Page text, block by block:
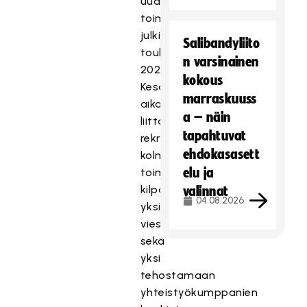
toimenkuvat
julkistettiin
toukokuussa
2021.
Kesän
aikana
liittoon
rekrytoitiin
kolme
toimihenkilöä
kilpailusektorille,
yksi
viestintään
sekä
yksi
tehostamaan
yhteistyökumppanien
Salibandyliito
n varsinainen
kokous
marraskuuss
a – näin
tapahtuvat
ehdokasasett
elu ja
valinnat
04.08.2026